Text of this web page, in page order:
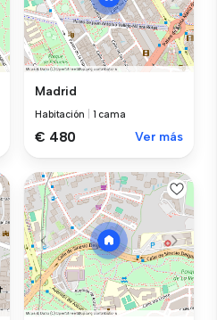
Madrid
Habitación 1 cama
€ 480 Ver más